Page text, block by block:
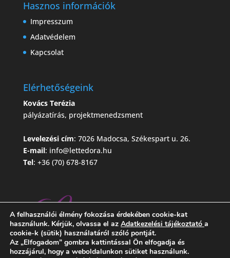
Hasznos információk
Impresszum
Adatvédelem
Kapcsolat
Elérhetőségeink
Kovács Terézia
pályázatírás, projektmenedzsment
Levelezési cím: 7026 Madocsa, Székespart u. 26.
E-mail: info@lettedora.hu
Tel: +36 (70) 678-8167
A felhasználói élmény fokozása érdekében cookie-kat
használunk. Kérjük, olvassa el az Adatkezelési tájékoztató a
cookie-k (sütik) használatáról szóló pontját.
Az „Elfogadom” gombra kattintással Ön elfogadja és
hozzájárul, hogy a weboldalunkon sütiket használunk.